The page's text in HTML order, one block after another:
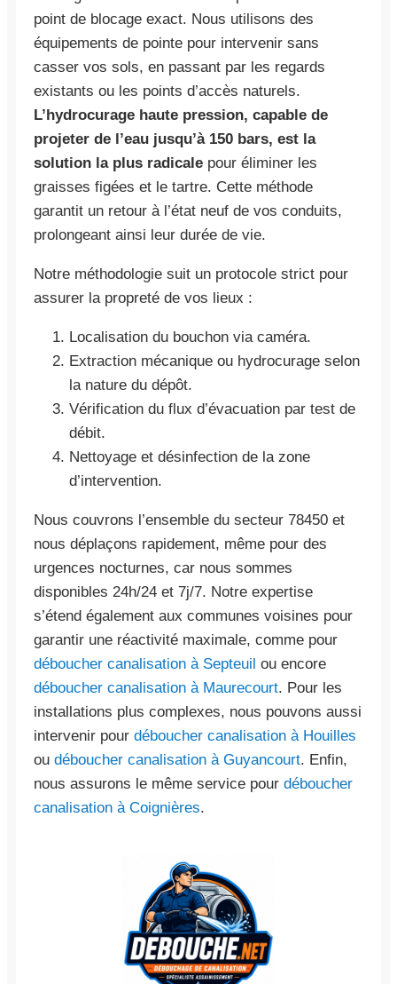
point de blocage exact. Nous utilisons des
équipements de pointe pour intervenir sans
casser vos sols, en passant par les regards
existants ou les points d’accès naturels.
L’hydrocurage haute pression, capable de
projeter de l’eau jusqu’à 150 bars, est la
solution la plus radicale pour éliminer les
graisses figées et le tartre. Cette méthode
garantit un retour à l’état neuf de vos conduits,
prolongeant ainsi leur durée de vie.
Notre méthodologie suit un protocole strict pour
assurer la propreté de vos lieux :
Localisation du bouchon via caméra.
Extraction mécanique ou hydrocurage selon
la nature du dépôt.
Vérification du flux d’évacuation par test de
débit.
Nettoyage et désinfection de la zone
d’intervention.
Nous couvrons l’ensemble du secteur 78450 et
nous déplaçons rapidement, même pour des
urgences nocturnes, car nous sommes
disponibles 24h/24 et 7j/7. Notre expertise
s’étend également aux communes voisines pour
garantir une réactivité maximale, comme pour
déboucher canalisation à Septeuil ou encore
déboucher canalisation à Maurecourt. Pour les
installations plus complexes, nous pouvons aussi
intervenir pour déboucher canalisation à Houilles
ou déboucher canalisation à Guyancourt. Enfin,
nous assurons le même service pour déboucher
canalisation à Coignières.